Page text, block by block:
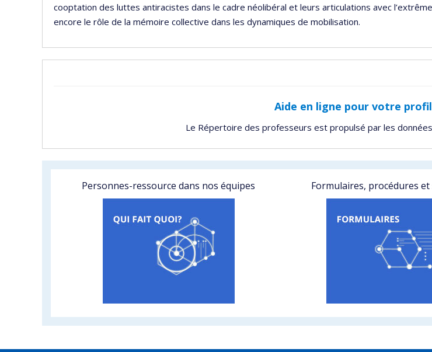
cooptation des luttes antiracistes dans le cadre néolibéral et leurs articulations avec
encore le rôle de la mémoire collective dans les dynamiques de mobilisation.
Aide en ligne pour votre profil
Le Répertoire des professeurs est propulsé par les
Personnes-ressource dans nos équipes Formulaires, procédures et